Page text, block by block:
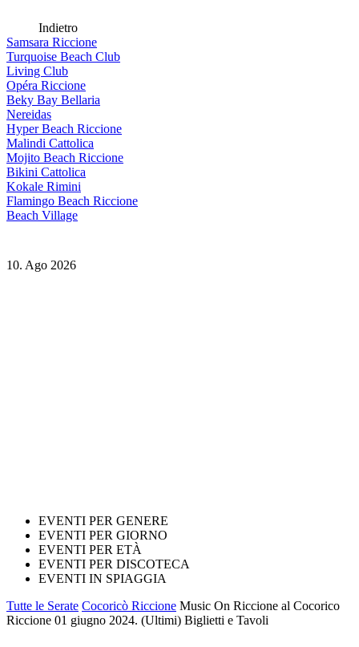
Indietro
Samsara Riccione
Turquoise Beach Club
Living Club
Opéra Riccione
Beky Bay Bellaria
Nereidas
Hyper Beach Riccione
Malindi Cattolica
Mojito Beach Riccione
Bikini Cattolica
Kokale Rimini
Flamingo Beach Riccione
Beach Village
10. Ago 2026
EVENTI PER GENERE
EVENTI PER GIORNO
EVENTI PER ETÀ
EVENTI PER DISCOTECA
EVENTI IN SPIAGGIA
Tutte le Serate Cocoricò Riccione Music On Riccione al Cocorico
Riccione 01 giugno 2024. (Ultimi) Biglietti e Tavoli